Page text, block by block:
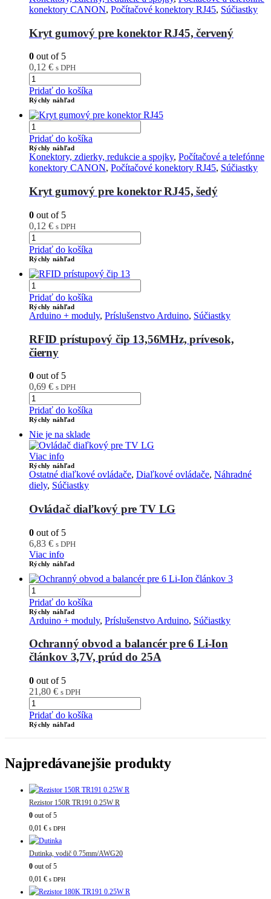
konektory CANON, Počítačové konektory RJ45, Súčiastky
Kryt gumový pre konektor RJ45, červený
0 out of 5
0,12 € s DPH
Pridať do košíka
Rýchly náhľad
Pridať do košíka
Rýchly náhľad
Konektory, zdierky, redukcie a spojky, Počítačové a telefónne
konektory CANON, Počítačové konektory RJ45, Súčiastky
Kryt gumový pre konektor RJ45, šedý
0 out of 5
0,12 € s DPH
Pridať do košíka
Rýchly náhľad
Pridať do košíka
Rýchly náhľad
Arduino + moduly, Príslušenstvo Arduino, Súčiastky
RFID prístupový čip 13,56MHz, prívesok,
čierny
0 out of 5
0,69 € s DPH
Pridať do košíka
Rýchly náhľad
Nie je na sklade
Viac info
Rýchly náhľad
Ostatné diaľkové ovládače, Diaľkové ovládače, Náhradné
diely, Súčiastky
Ovládač diaľkový pre TV LG
0 out of 5
6,83 € s DPH
Viac info
Rýchly náhľad
Pridať do košíka
Rýchly náhľad
Arduino + moduly, Príslušenstvo Arduino, Súčiastky
Ochranný obvod a balancér pre 6 Li-Ion
článkov 3,7V, prúd do 25A
0 out of 5
21,80 € s DPH
Pridať do košíka
Rýchly náhľad
Najpredávanejšie produkty
Rezistor 150R TR191 0.25W R
0 out of 5
0,01 € s DPH
Dutinka, vodič 0.75mm/AWG20
0 out of 5
0,01 € s DPH